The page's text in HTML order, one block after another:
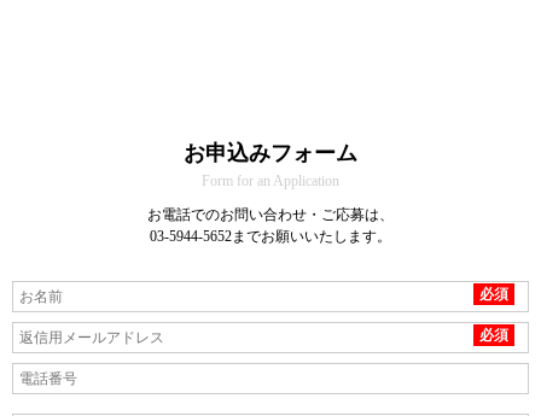
お申込みフォーム
Form for an Application
お電話でのお問い合わせ・ご応募は、
03-5944-5652までお願いいたします。
必須
必須